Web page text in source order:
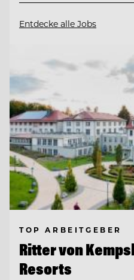
Entdecke alle Jobs
TOP ARBEITGEBER
Ritter von
Resorts